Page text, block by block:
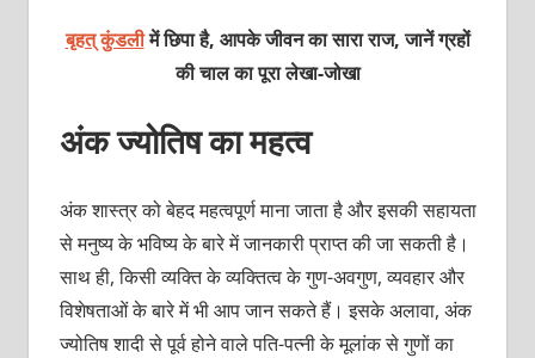
बृहत् कुंडलीमें छिपा है, आपके जीवन का सारा राज, जानें ग्रहों
की चाल का पूरालेखा-जोखा
अंक ज्योतिष का महत्व
अंक शास्त्र को बेहद महत्वपूर्ण माना जाता है और इसकी सहायता
से मनुष्य के भविष्य के बारे में जानकारी प्राप्त की जा सकती है।
साथ ही, किसी व्यक्ति के व्यक्तित्व के गुण-अवगुण, व्यवहार और
विशेषताओं के बारे में भी आप जान सकते हैं। इसके अलावा, अंक
ज्योतिष शादी से पूर्व होने वाले पति-पत्नी के मूलांक से गुणों का